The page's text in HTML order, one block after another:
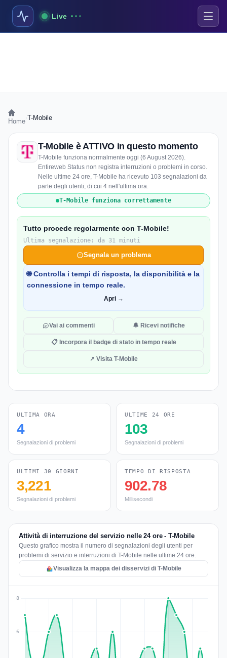
Live
Home T-Mobile
T-Mobile è ATTIVO in questo momento
T-Mobile funziona normalmente oggi (6 August 2026).
Entireweb Status non registra interruzioni o problemi in corso.
Nelle ultime 24 ore, T-Mobile ha ricevuto 103 segnalazioni da
parte degli utenti, di cui 4 nell'ultima ora.
T-Mobile funziona correttamente
Tutto procede regolarmente con T-Mobile!
Ultima segnalazione: da 31 minuti
Segnala un problema
🌐 Controlla i tempi di risposta, la disponibilità e la
connessione in tempo reale.
Apri →
Vai ai commenti 🔔 Ricevi notifiche
📋 Incorpora il badge di stato in tempo reale
↗ Visita T-Mobile
ULTIMA ORA
4
Segnalazioni di problemi
ULTIME 24 ORE
103
Segnalazioni di problemi
ULTIMI 30 GIORNI
3,221
Segnalazioni di problemi
TEMPO DI RISPOSTA
902.78
Millisecondi
Attività di interruzione del servizio nelle 24 ore - T-Mobile
Questo grafico mostra il numero di segnalazioni degli utenti per
problemi di servizio e interruzioni di T-Mobile nelle ultime 24 ore.
Visualizza la mappa dei disservizi di T-Mobile